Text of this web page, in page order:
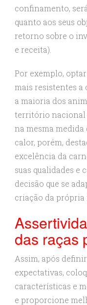
confinamento,
quanto aos seus
retorno sobre o
e receita).
Por exemplo,
mais resistentes a
a maioria dos
território nacional
na mesma
calor, porém,
excelência da
suas qualidades e
decisão que se
criação da própria
das raças
Assim, após
expectativas,
características e
e proporcione